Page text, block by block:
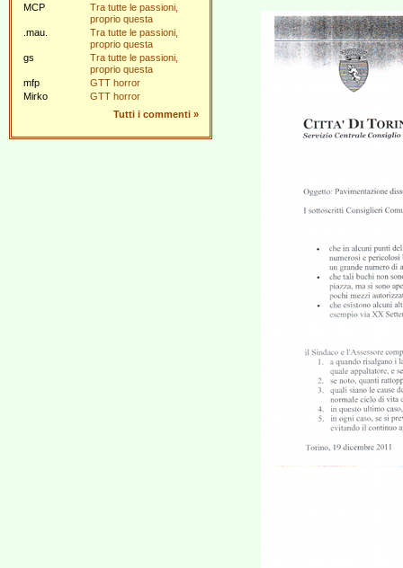
MCP
Tra tutte le passioni,
proprio questa
.mau.
Tra tutte le passioni,
proprio questa
gs
Tra tutte le passioni,
proprio questa
mfp
GTT horror
Mirko
GTT horror
Tutti i commenti »